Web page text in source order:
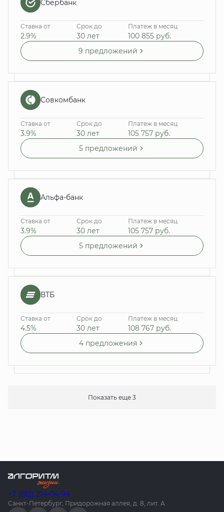
Сбербанк
Ставка от
2.9%
Срок до
30 лет
Платеж в месяц
100 855 руб.
9 предложений
Совкомбанк
Ставка от
3.9%
Срок до
30 лет
Платеж в месяц
105 757 руб.
5 предложений
Альфа-банк
Ставка от
3.9%
Срок до
30 лет
Платеж в месяц
105 757 руб.
5 предложений
ВТБ
Ставка от
4.5%
Срок до
30 лет
Платеж в месяц
108 767 руб.
4 предложения
Показать еще 3
+7 (812) 214-04-94
Санкт-Петербург, Придорожная аллея, д. 8, лит. А